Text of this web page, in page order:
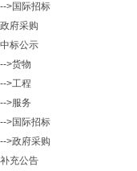
-->国际招标
政府采购
中标公示
-->货物
-->工程
-->服务
-->国际招标
-->政府采购
补充公告